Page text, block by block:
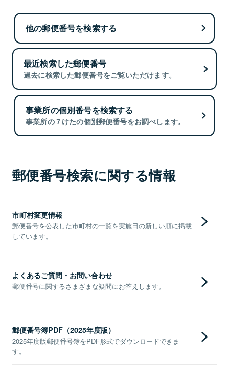
他の郵便番号を検索する
最近検索した郵便番号
過去に検索した郵便番号をご覧いただけます。
事業所の個別番号を検索する
事業所の７けたの個別郵便番号をお調べします。
郵便番号検索に関する情報
市町村変更情報
郵便番号を公表した市町村の一覧を実施日の新しい順に掲載
しています。
よくあるご質問・お問い合わせ
郵便番号に関するさまざまな疑問にお答えします。
郵便番号簿PDF（2025年度版）
2025年度版郵便番号簿をPDF形式でダウンロードできま
す。